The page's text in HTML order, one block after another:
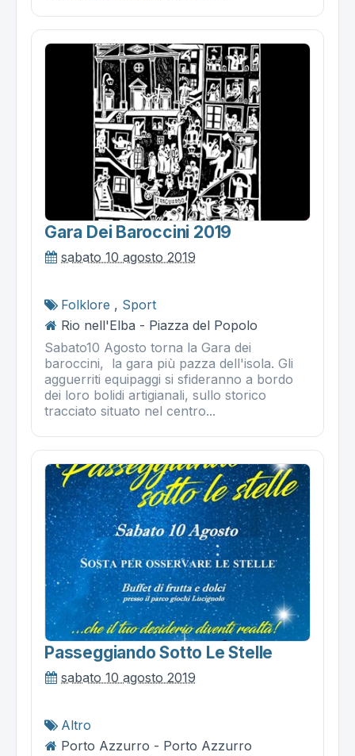
Gara Dei Baroccini 2019
sabato 10 agosto 2019
Folklore , Sport
Rio nell'Elba - Piazza del Popolo
Sabato10 Agosto torna la Gara dei
baroccini, la gara più pazza dell'isola. Gli
agguerriti equipaggi si sfideranno a bordo
dei loro bolidi artigianali, sullo storico
tracciato situato nel centro...
Passeggiando Sotto Le Stelle
sabato 10 agosto 2019
Altro
Porto Azzurro - Porto Azzurro